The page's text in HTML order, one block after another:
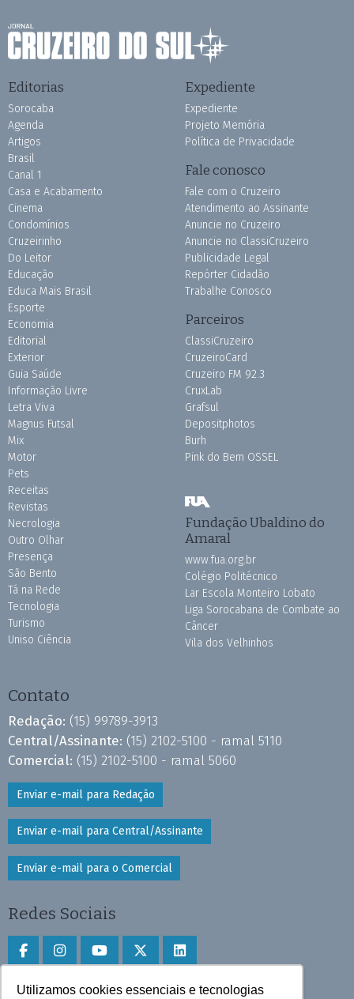
Utilizamos cookies essenciais e tecnologias
Editorias
Sorocaba
Agenda
Artigos
Brasil
Canal 1
Casa e Acabamento
Cinema
Condomínios
Cruzeirinho
Do Leitor
Educação
Educa Mais Brasil
Esporte
Economia
Editorial
Exterior
Guia Saúde
Informação Livre
Letra Viva
Magnus Futsal
Mix
Motor
Pets
Receitas
Revistas
Necrologia
Outro Olhar
Presença
São Bento
Tá na Rede
Tecnologia
Turismo
Uniso Ciência
Expediente
Expediente
Projeto Memória
Política de Privacidade
Fale conosco
Fale com o Cruzeiro
Atendimento ao Assinante
Anuncie no Cruzeiro
Anuncie no ClassiCruzeiro
Publicidade Legal
Repórter Cidadão
Trabalhe Conosco
Parceiros
ClassiCruzeiro
CruzeiroCard
Cruzeiro FM 92.3
CruxLab
Grafsul
Depositphotos
Burh
Pink do Bem OSSEL
Fundação Ubaldino do
Amaral
www.fua.org.br
Colégio Politécnico
Lar Escola Monteiro Lobato
Liga Sorocabana de Combate ao
Câncer
Vila dos Velhinhos
Contato
Redação: (15) 99789-3913
Central/Assinante: (15) 2102-5100 - ramal 5110
Comercial: (15) 2102-5100 - ramal 5060
Enviar e-mail para Redação
Enviar e-mail para Central/Assinante
Enviar e-mail para o Comercial
Redes Sociais